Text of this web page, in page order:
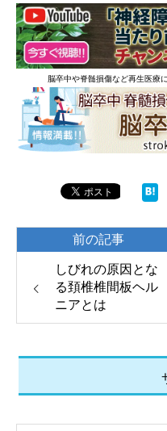
脳卒中や脊髄損傷など再生医療
しびれの原因とな
る頚椎椎間板ヘル
ニアとは
前の記事